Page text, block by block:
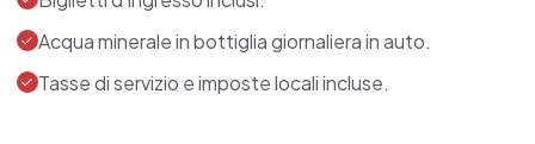
Dopo aver esplorato la città, preparati per
Acqua minerale in bottiglia giornaliera in auto.
Tasse di servizio e imposte locali incluse.